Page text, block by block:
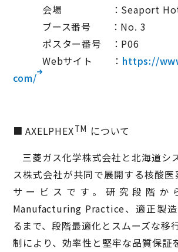
会場 ：Seaport Hotel
ブース番号 ：No. 3
ポスター番号 ：P06
Webサイト ： https://
com/
■ AXELPHEXTM について
三菱ガス化学株式会社と北海道シ
ス株式会社が共同で展開する核酸医
サービスです。研究段階か
Manufacturing Practice、適正製
るまで、段階最適化とスムーズな移
制により、効率性と堅牢な品質保証